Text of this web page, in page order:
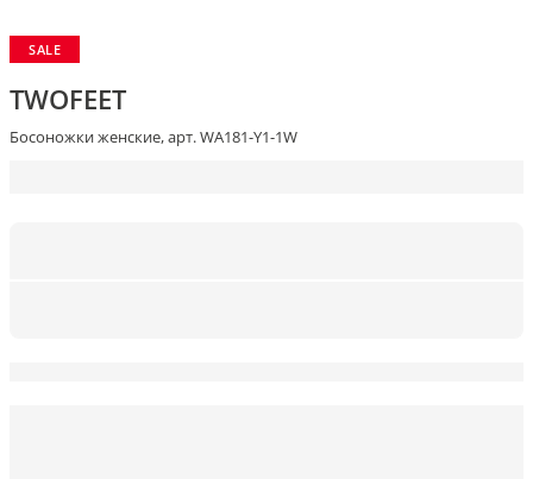
SALE
TWOFEET
Босоножки женские, арт. WA181-Y1-1W